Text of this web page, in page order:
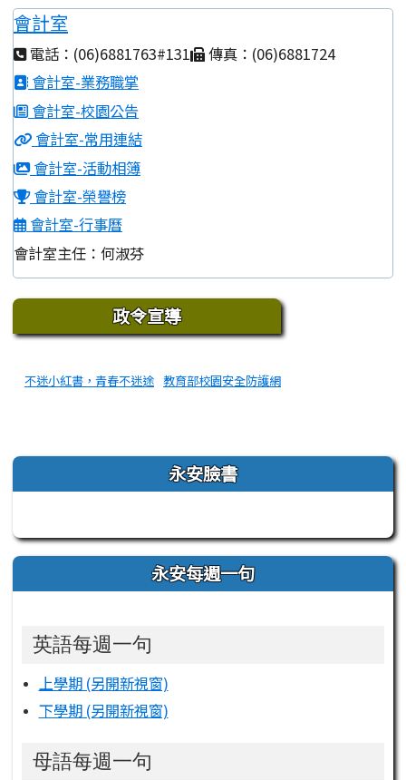
會計室
電話：(06)6881763#131
傳真：(06)6881724
會計室-業務職掌
會計室-校園公告
會計室-常用連結
會計室-活動相簿
會計室-榮譽榜
會計室-行事曆
會計室主任：何淑芬
下中區域內容政令宣導
不迷小紅書，青春不迷途 教育部校園安全防護網
左邊區域內容 永安臉書
永安每週一句
英語每週一句
上學期 (另開新視窗)
下學期 (另開新視窗)
母語每週一句